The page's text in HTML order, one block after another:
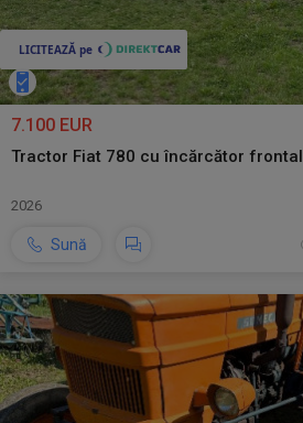
7.100 EUR
Tractor Fiat 780 cu încărcător frontal
2026
Sună